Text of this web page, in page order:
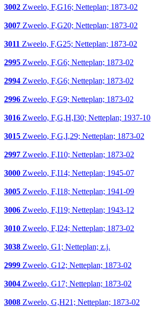
3002 Zweelo, F,G16; Netteplan; 1873-02
3007 Zweelo, F,G20; Netteplan; 1873-02
3011 Zweelo, F,G25; Netteplan; 1873-02
2995 Zweelo, F,G6; Netteplan; 1873-02
2994 Zweelo, F,G6; Netteplan; 1873-02
2996 Zweelo, F,G9; Netteplan; 1873-02
3016 Zweelo, F,G,H,I30; Netteplan; 1937-10
3015 Zweelo, F,G,I,29; Netteplan; 1873-02
2997 Zweelo, F,I10; Netteplan; 1873-02
3000 Zweelo, F,I14; Netteplan; 1945-07
3005 Zweelo, F,I18; Netteplan; 1941-09
3006 Zweelo, F,I19; Netteplan; 1943-12
3010 Zweelo, F,I24; Netteplan; 1873-02
3038 Zweelo, G1; Netteplan; z.j.
2999 Zweelo, G12; Netteplan; 1873-02
3004 Zweelo, G17; Netteplan; 1873-02
3008 Zweelo, G,H21; Netteplan; 1873-02